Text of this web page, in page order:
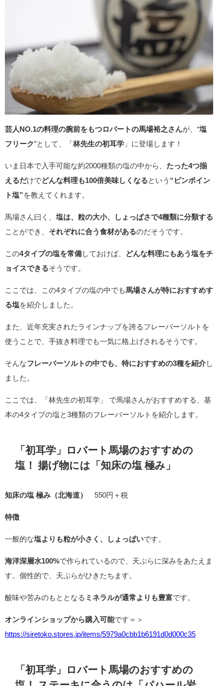
芸人NO.1の料理の腕前をもつロバートの馬場裕之さんが、“塩
フリーク”として、「 林先生の初耳学 」に登場します！
いま日本で入手可能な約2000種類の塩の中から、 たった4つ揃
えるだけでどんな料理も100倍美味しくなる という “ピンポイン
ト塩” を教えてくれます。
馬場さん曰く、 塩は、粒の大小、しょっぱさで4種類に分類する
ことができ、 それぞれに合う食材があるのだそうです。
この4タイプの塩を常備 しておけば、
どんな料理にもあう塩をチ
ョイスできるそうです。
ここでは、この4タイプの塩の中でも 馬場さんが特におすすめす
る塩を紹介しました。
また、近年充実されたラインナップを誇るフレーバーソルトを
使うことで、手抜き料理でも一気に格上げされるそうです。
そんなフレーバーソルトの中でも、特におすすめの3種を紹介 し
ました。
ここでは、「林先生の初耳学」 で馬場さんがおすすめする、基
本の4タイプの塩と3種類のフレーバーソルトを紹介します。
「初耳学」ロバート馬場のおすすめの
塩！ 揚げ物には「知床の塩 極み 」
知床の塩 極み（北海道） 550円＋税
特徴
一般的な塩よりも粒が小さく、しょっぱいです。
海洋深層水100%で作られているので、天ぷらに深みをあたえま
す。個性的で、天ぷらがひきたちます。
酸味や苦みのもととなる ミネラルが通常よりも豊富です。
オンラインショップから購入可能です＝＞
https://siretoko.stores.jp/items/5979a0cbb1b6191d0d000c35
「初耳学」ロバート馬場のおすすめの